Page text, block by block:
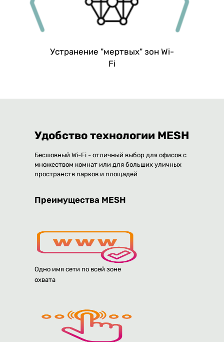
Устранение "мертвых" зон Wi-
Fi
Удобство технологии MESH
Бесшовный Wi-Fi - отличный выбор для офисов с
множеством комнат или для больших уличных
пространств парков и площадей
Преимущества MESH
Одно имя сети по всей зоне
охвата